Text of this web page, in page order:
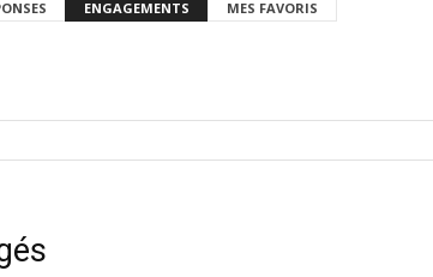
ENGAGEMENTS MES FAVORIS